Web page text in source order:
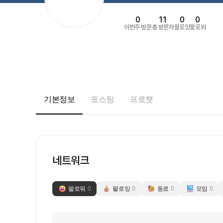
이번주 방문
0
총 방문자
11
팔로잉
0
팔로워
0
기본정보 포스팅 프로챗
네트워크
팔로워 0 팔로잉 0 동료 0 모임 0